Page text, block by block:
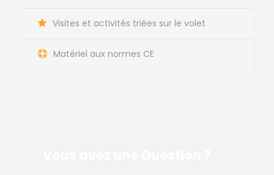
Visites et activités triées sur le volet
Matériel aux normes CE